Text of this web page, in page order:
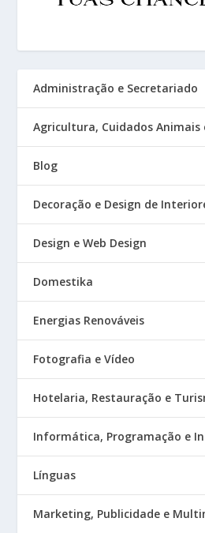
Administração e Secretariado
Agricultura, Cuidados Animais
Blog
Decoração e Design de
Design e Web Design
Domestika
Energias Renováveis
Fotografia e Vídeo
Hotelaria, Restauração e
Informática, Programação e
Línguas
Marketing, Publicidade e